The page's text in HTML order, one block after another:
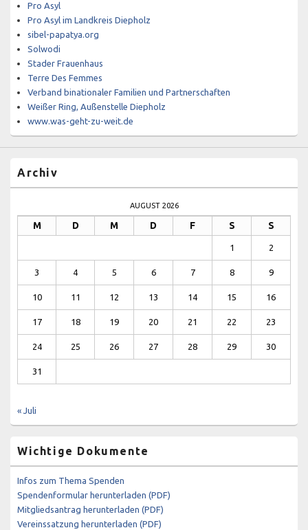
Pro Asyl
Pro Asyl im Landkreis Diepholz
sibel-papatya.org
Solwodi
Stader Frauenhaus
Terre Des Femmes
Verband binationaler Familien und Partnerschaften
Weißer Ring, Außenstelle Diepholz
www.was-geht-zu-weit.de
Archiv
AUGUST 2026
M D M D F S S
1 2
3 4 5 6 7 8 9
10 11 12 13 14 15 16
17 18 19 20 21 22 23
24 25 26 27 28 29 30
31
« Juli
Wichtige Dokumente
Infos zum Thema Spenden
Spendenformular herunterladen (PDF)
Mitgliedsantrag herunterladen (PDF)
Vereinssatzung herunterladen (PDF)